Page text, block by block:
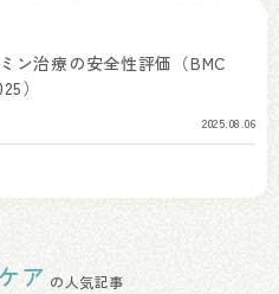
ン治療の安全性評価（BMC
）
2025.08.06
ア の人気記事